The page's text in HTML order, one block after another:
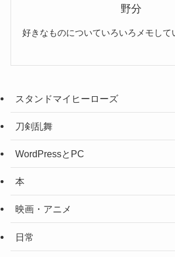
野分
好きなものについていろいろメモして
スタンドマイヒーローズ
刀剣乱舞
WordPressとPC
本
映画・アニメ
日常